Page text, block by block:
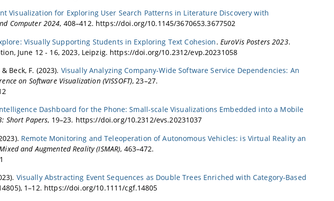
Visualization for Exploring User Search Patterns in Literature Discovery with
Computer 2024, 408–412. https://doi.org/10.1145/3670653.3677502
Visually Supporting Students in Exploring Text Cohesion. EuroVis Posters 2023.
June 12 - 16, 2023, Leipzig. https://doi.org/10.2312/evp.20231058
Beck, F. (2023). Visually Analyzing Company-Wide Software Service Dependencies: An
on Software Visualization (VISSOFT), 23–27.
Dashboard for the Phone: Small-scale Visualizations Embedded into a Mobile
Short Papers, 19–23. https://doi.org/10.2312/evs.20231037
Remote Monitoring and Teleoperation of Autonomous Vehicles: is Virtual Reality an
and Augmented Reality (ISMAR), 463–472.
Visually Abstracting Event Sequences as Double Trees Enriched with Category‐Based
1–12. https://doi.org/10.1111/cgf.14805